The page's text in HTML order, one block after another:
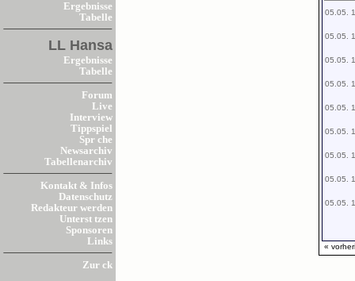
Ergebnisse
Tabelle
LL Hansa
Ergebnisse
Tabelle
Forum
Live
Interview
Tippspiel
Spr che
Newsarchiv
Tabellenarchiv
Kontakt & Infos
Datenschutz
Redakteur werden
Unterst tzen
Sponsoren
Links
Zur ck
05.05.
05.05.
05.05.
05.05.
05.05.
05.05.
05.05.
05.05.
05.05.
«